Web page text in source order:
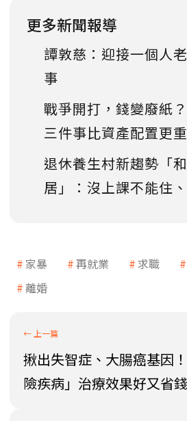
更多新聞報導
譚敦慈：迎接一個人
事
戰爭開打，錢變廢紙
三件事比資產配置更重
退休養生村新趨勢「
居」：沒上課不能住
家暴 再就業 求職
離婚
揪出失智症、大腸癌基因
險疾病」治療效果好又省錢